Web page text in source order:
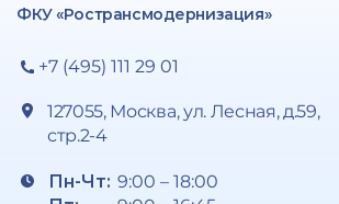
ФКУ «Ространсмодернизация»
+7 (495) 111 29 01
127055, Москва, ул. Лесная, д.59,
стр.2-4
Пн-Чт: 9:00 – 18:00